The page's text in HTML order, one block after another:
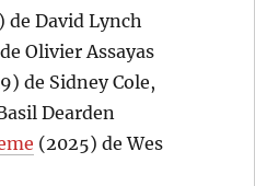
de David Lynch
Olivier Assayas
de Sidney Cole,
Dearden
(2025) de Wes